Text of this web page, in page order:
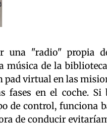
una "radio" propia
de la
virtual en las
en el coche. Si
de control, funciona
de conducir